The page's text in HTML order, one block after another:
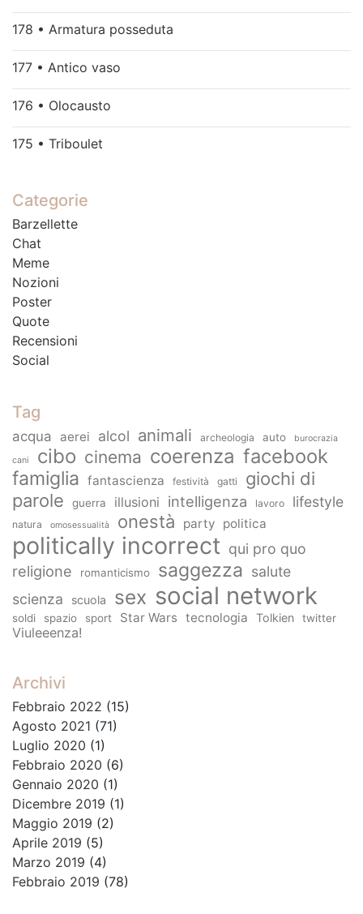
178 • Armatura posseduta
177 • Antico vaso
176 • Olocausto
175 • Triboulet
Categorie
Barzellette
Chat
Meme
Nozioni
Poster
Quote
Recensioni
Social
Tag
acqua aerei alcol animali archeologia auto burocrazia
cani cibo cinema coerenza facebook
famiglia fantascienza festività gatti
giochi di
parole
guerra illusioni intelligenza lavoro lifestyle
natura omosessualità onestà party politica
politically incorrect qui pro quo
religione romanticismo saggezza salute
scienza
scuola sex social network
soldi spazio sport Star Wars tecnologia Tolkien twitter
Viuleeenza!
Archivi
Febbraio 2022 (15)
Agosto 2021 (71)
Luglio 2020 (1)
Febbraio 2020 (6)
Gennaio 2020 (1)
Dicembre 2019 (1)
Maggio 2019 (2)
Aprile 2019 (5)
Marzo 2019 (4)
Febbraio 2019 (78)